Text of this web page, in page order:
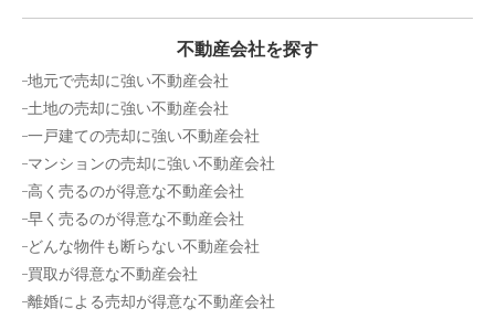
万円
愛知県瀬戸市水無瀬町
状態:古家あり 土地面積:
1,700 万円
愛知県丹羽郡大口町下小口二丁目
不動産会社を探す
地元で売却に強い不動産会社
土地の売却に強い不動産会社
一戸建ての売却に強い不動産会社
マンションの売却に強い不動産会社
高く売るのが得意な不動産会社
早く売るのが得意な不動産会社
どんな物件も断らない不動産会社
買取が得意な不動産会社
離婚による売却が得意な不動産会社